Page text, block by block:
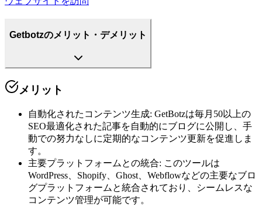
Getbotzのメリット・デメリット
メリット
自動化されたコンテンツ生成: GetBotzは毎月50以上の
SEO最適化された記事を自動的にブログに公開し、手
動での努力なしに定期的なコンテンツ更新を促進しま
す。
主要プラットフォームとの統合: このツールは
WordPress、Shopify、Ghost、Webflowなどの主要なブロ
グプラットフォームと統合されており、シームレスな
コンテンツ管理が可能です。